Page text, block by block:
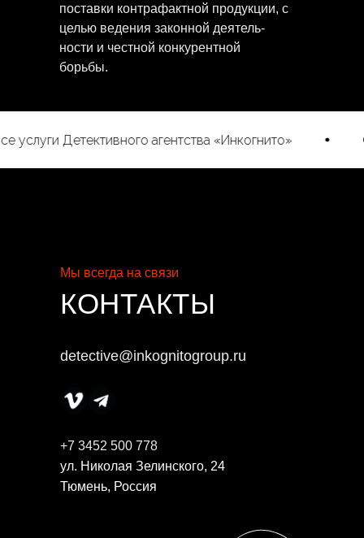
поставки контрафактной продукции, с
целью ведения законной деятель-
ности и честной конкурентной
борьбы.
Детективного агентства «Инкогнито»
+7 3452 500 778
ул. Николая Зелинского, 24
Тюмень, Россия
detective@inkognitogroup.ru
КОНТАКТЫ
Мы всегда на связи